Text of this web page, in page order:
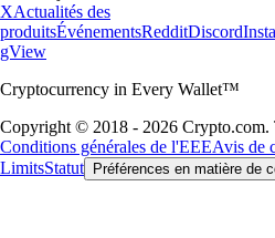
XActualités des
produitsÉvénementsRedditDiscord
gView
Cryptocurrency in Every Wallet™
Copyright © 2018 - 2026 Crypto.com.
Conditions générales de l'EEEAvis de
LimitsStatut Préférences en matière de